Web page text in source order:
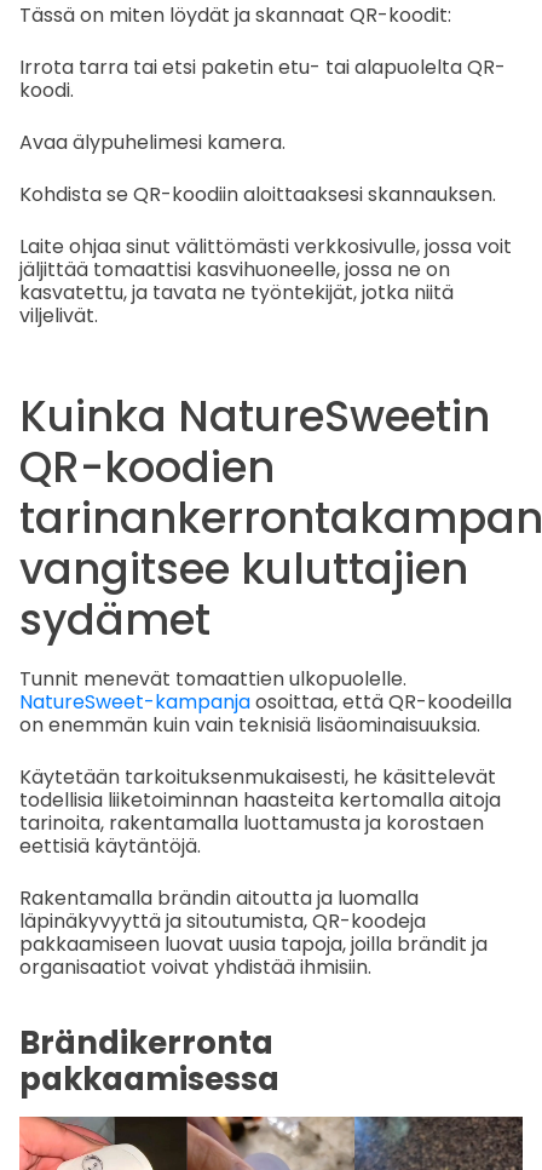
Tässä on miten löydät ja skannaat QR-koodit:
Irrota tarra tai etsi paketin etu- tai alapuolelta QR-
koodi.
Avaa älypuhelimesi kamera.
Kohdista se QR-koodiin aloittaaksesi skannauksen.
Laite ohjaa sinut välittömästi verkkosivulle, jossa voit
jäljittää tomaattisi kasvihuoneelle, jossa ne on
kasvatettu, ja tavata ne työntekijät, jotka niitä
viljelivät.
Kuinka NatureSweetin
QR-koodien
vangitsee kuluttajien
sydämet
Tunnit menevät tomaattien ulkopuolelle.
NatureSweet-kampanjaosoittaa, että QR-koodeilla
on enemmän kuin vain teknisiä lisäominaisuuksia.
Käytetään tarkoituksenmukaisesti, he käsittelevät
todellisia liiketoiminnan haasteita kertomalla aitoja
tarinoita, rakentamalla luottamusta ja korostaen
eettisiä käytäntöjä.
Rakentamalla brändin aitoutta ja luomalla
läpinäkyvyyttä ja sitoutumista, QR-koodeja
pakkaamiseen luovat uusia tapoja, joilla brändit ja
organisaatiot voivat yhdistää ihmisiin.
Brändikerronta
pakkaamisessa